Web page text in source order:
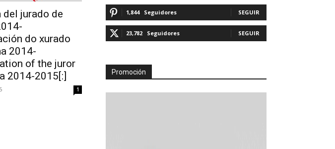
del jurado de
do xurado
2014-
of the juror
2014-2015[:]
1
1,844 Seguidores SEGUIR
23,782 Seguidores SEGUIR
Promoción